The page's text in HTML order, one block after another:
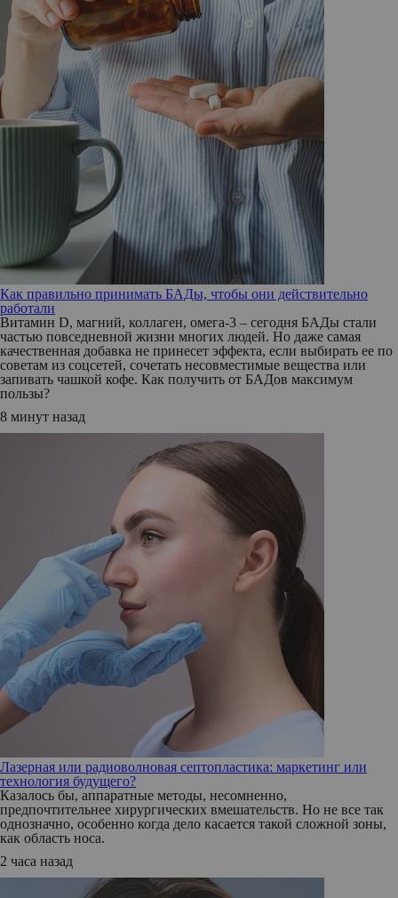
Как правильно принимать БАДы, чтобы они действительно
работали
Витамин D, магний, коллаген, омега-3 – сегодня БАДы стали
частью повседневной жизни многих людей. Но даже самая
качественная добавка не принесет эффекта, если выбирать ее по
советам из соцсетей, сочетать несовместимые вещества или
запивать чашкой кофе. Как получить от БАДов максимум
пользы?
8 минут назад
Лазерная или радиоволновая септопластика: маркетинг или
технология будущего?
Казалось бы, аппаратные методы, несомненно,
предпочтительнее хирургических вмешательств. Но не все так
однозначно, особенно когда дело касается такой сложной зоны,
как область носа.
2 часа назад